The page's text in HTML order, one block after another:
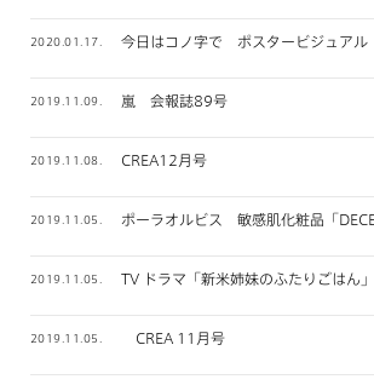
2020.01.17. 今日はコノ字で ポスタービジュアル
2019.11.09. 嵐 会報誌89号
2019.11.08. CREA12月号
2019.11.05. ポーラオルビス 敏感肌化粧品「
2019.11.05. TV ドラマ「新米姉妹のふたりごはん」
2019.11.05. CREA 11月号